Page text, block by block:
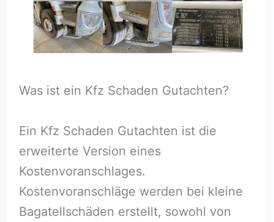
Was ist ein Kfz Schaden Gutachten?
Ein Kfz Schaden Gutachten ist die
erweiterte Version eines
Kostenvoranschlages.
Kostenvoranschläge werden bei kleine
Bagatellschäden erstellt, sowohl von